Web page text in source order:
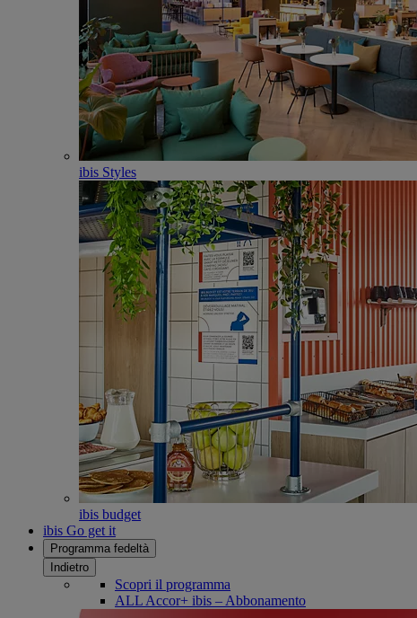
ibis Styles
ibis budget
ibis Go get it
Programma fedeltà
Indietro
Scopri il programma
ALL Accor+ ibis – Abbonamento